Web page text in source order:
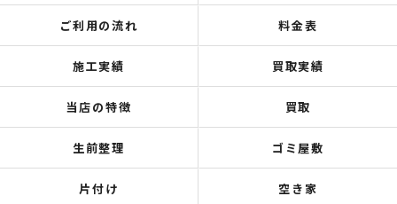
ご利用の流れ 料金表
施工実績 買取実績
当店の特徴 買取
生前整理 ゴミ屋敷
片付け 空き家